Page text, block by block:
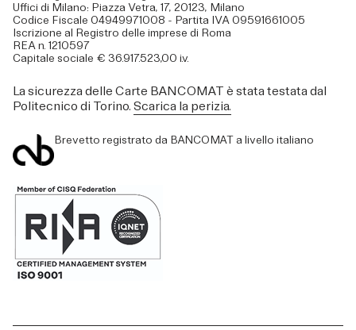
Uffici di Milano: Piazza Vetra, 17, 20123, Milano
Codice Fiscale 04949971008 - Partita IVA 09591661005
Iscrizione al Registro delle imprese di Roma
REA n. 1210597
Capitale sociale € 36.917.523,00 i.v.
La sicurezza delle Carte BANCOMAT è stata testata dal
Politecnico di Torino. Scarica la perizia.
Brevetto registrato da BANCOMAT a livello italiano